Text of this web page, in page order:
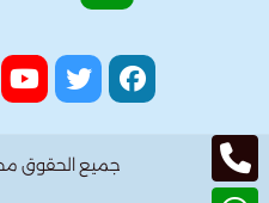
جميع الحقوق